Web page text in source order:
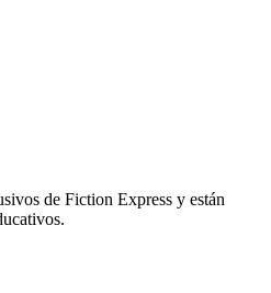
de Fiction Express y están